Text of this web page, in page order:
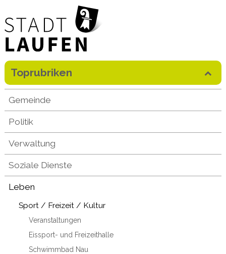
Direkt zum Inhalt springen
Mobilenavigation
Gemeinde
Politik
Verwaltung
Soziale Dienste
Leben
Sport / Freizeit / Kultur
Veranstaltungen
Eissport- und Freizeithalle
Schwimmbad Nau
Toprubriken